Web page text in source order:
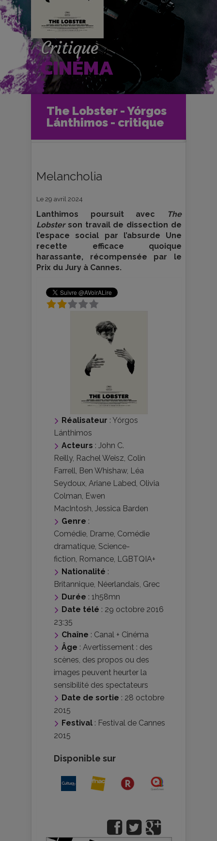
Critique
CINÉMA
The Lobster - Yórgos
Lánthimos - critique
Accueil
Cinéma
Critiques et fiches films
Ciné-Club
The Lobster - Yórgos Lánthimos -
critique
Melancholia
Le 29 avril 2024
Lanthimos poursuit avec
The
Lobsterson travail de dissection de
l’espace social par l’absurde Une
recette efficace quoique
harassante, récompensée par le
Prix du Jury à Cannes.
Réalisateur : Yórgos
Lánthimos
Acteurs : John C.
Reilly, Rachel Weisz, Colin
Farrell, Ben Whishaw, Léa
Seydoux, Ariane Labed, Olivia
Colman, Ewen
MacIntosh, Jessica Barden
Genre :
Comédie, Drame, Comédie
dramatique, Science-
fiction, Romance, LGBTQIA+
Nationalité :
Britannique, Néerlandais, Grec
Durée : 1h58mn
Date télé : 29 octobre 2016
23:35
Chaîne : Canal + Cinéma
Âge : Avertissement : des
scènes, des propos ou des
images peuvent heurter la
sensibilité des spectateurs
Date de sortie : 28 octobre
2015
Festival : Festival de Cannes
2015
Disponible sur